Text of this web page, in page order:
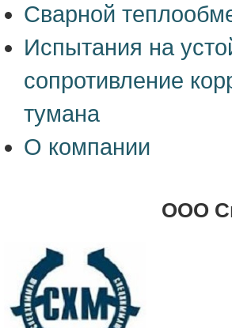
Сварной
Испытания на
сопротивление
тумана
О компании
ООО